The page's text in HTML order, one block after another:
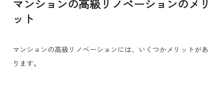
マンションの高級リノベーションのメリ
ット
マンションの高級リノベーションには、いくつかメリットがあ
ります。